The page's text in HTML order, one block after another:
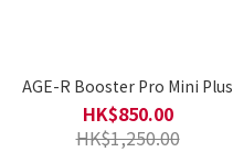
AGE-R Booster Pro Mini Plus
HK$850.00
HK$1,250.00